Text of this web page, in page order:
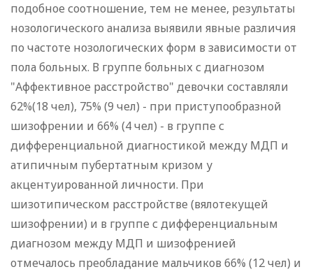
подобное соотношение, тем не менее, результаты
нозологического анализа выявили явные различия
по частоте нозологических форм в зависимости от
пола больных. В группе больных с диагнозом
"Аффективное расстройство" девочки составляли
62%(18 чел), 75% (9 чел) - при приступообразной
шизофрении и 66% (4 чел) - в группе с
дифференциальной диагностикой между МДП и
атипичным пубертатным кризом у
акцентуированной личности. При
шизотипическом расстройстве (вялотекущей
шизофрении) и в группе с дифференциальным
диагнозом между МДП и шизофренией
отмечалось преобладание мальчиков 66% (12 чел) и